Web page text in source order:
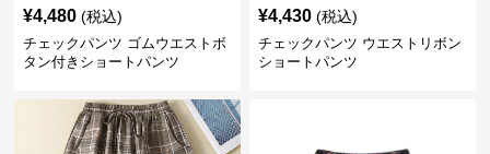
¥4,480 (税込)
チェックパンツ ゴムウエストボ
タン付きショートパンツ
¥4,430 (税込)
チェックパンツ ウエストリボン
ショートパンツ